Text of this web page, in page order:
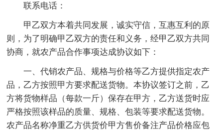
联系电话：
甲乙双方本着共同发展，诚实守信，互惠互利的原
则，为了明确甲乙双方的责任和义务，经甲乙双方共同
协商，就农产品合作事项达成协议如下：
一、代销农产品、规格与价格等乙方提供指定农产
品，乙方按照甲方要求配送货物。本协议签订之前，乙
方将货物样品（每款一斤）保存在甲方，乙方送货时应
严格按照该样品的质量、规格、包装等要求配送货物。
农产品名称净重乙方供货价甲方售价备注产品价格应包